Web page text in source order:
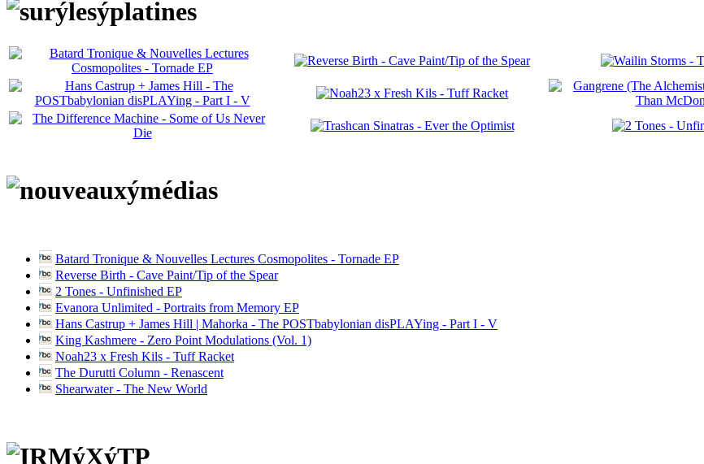
Batard Tronique & Nouvelles Lectures Cosmopolites - Tornade EP
Reverse Birth - Cave Paint/Tip of the Spear
2 Tones - Unfinished EP
Evanora Unlimited - Portraits from Memory EP
Hans Castrup + James Hill | Mahorka - The POSTbabylonian disPLAYing - Part I - V
King Kashmere - Zero Point Modulations (Vol. 1)
Noah23 x Fresh Kils - Tuff Racket
The Durutti Column - Renascent
Shearwater - The New World